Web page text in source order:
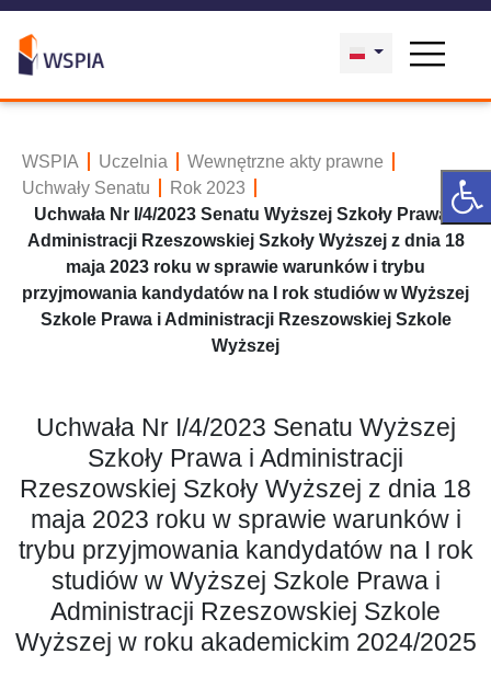
WSPIA Uczelnia
Wewnętrzne akty prawne
Uchwały Senatu
Rok 2023
Uchwała Nr I/4/2023 Senatu Wyższej Szkoły Prawa i
Administracji Rzeszowskiej Szkoły Wyższej z dnia 18
maja 2023 roku w sprawie warunków i trybu
przyjmowania kandydatów na I rok studiów w Wyższej
Szkole Prawa i Administracji Rzeszowskiej Szkole
Wyższej
Uchwała Nr I/4/2023 Senatu Wyższej
Szkoły Prawa i Administracji
Rzeszowskiej Szkoły Wyższej z dnia 18
maja 2023 roku w sprawie warunków i
trybu przyjmowania kandydatów na I rok
studiów w Wyższej Szkole Prawa i
Administracji Rzeszowskiej Szkole
Wyższej w roku akademickim 2024/2025